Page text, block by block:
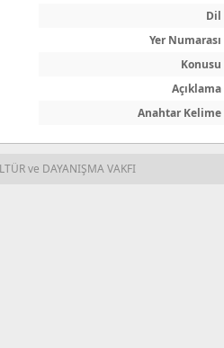
Dil
Yer Numarası
Konusu
Açıklama
Anahtar Kelime
ve DAYANIŞMA VAKFI